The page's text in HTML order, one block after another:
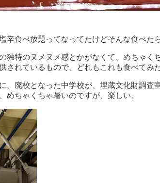
食べ放題ってなってたけどそんな食べた
独特のヌメヌメ感とかがなくて、めちゃ
れているもので、どれもこれも食べてみ
廃校となった中学校が、埋蔵文化財調
ちゃくちゃ暑いのですが、楽しい。